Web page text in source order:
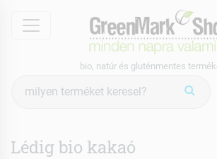
menu
bio, natúr és gluténmentes
keresés
Lédig bio kakaó